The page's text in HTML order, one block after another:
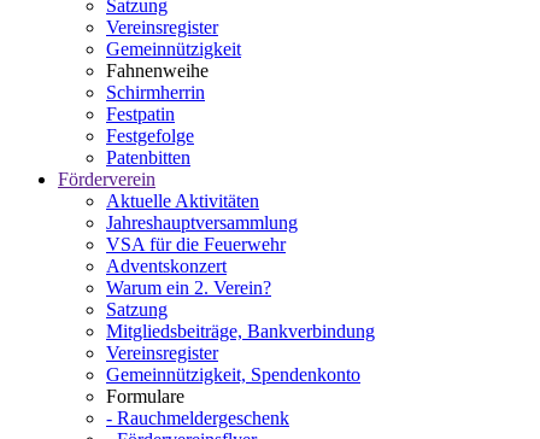
Satzung
Vereinsregister
Gemeinnützigkeit
Fahnenweihe
Schirmherrin
Festpatin
Festgefolge
Patenbitten
Förderverein
Aktuelle Aktivitäten
Jahreshauptversammlung
VSA für die Feuerwehr
Adventskonzert
Warum ein 2. Verein?
Satzung
Mitgliedsbeiträge, Bankverbindung
Vereinsregister
Gemeinnützigkeit, Spendenkonto
Formulare
- Rauchmeldergeschenk